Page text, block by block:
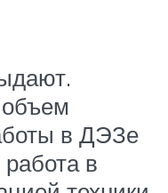
в ДЭЗе
в